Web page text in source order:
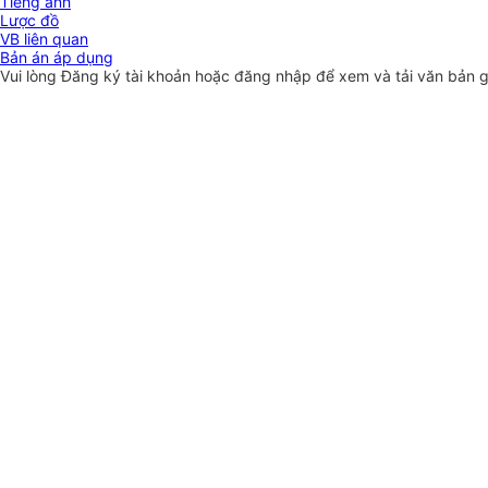
Lược đồ
VB liên quan
Bản án áp dụng
Vui lòngĐăng ký tài khoản hoặc đăng nhập để xem và tải văn bản